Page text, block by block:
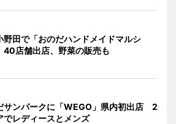
野田で「おのだハンドメイドマルシ
店舗出店、野菜の販売も
サンパークに「WEGO」県内初出店 2
でレディースとメンズ